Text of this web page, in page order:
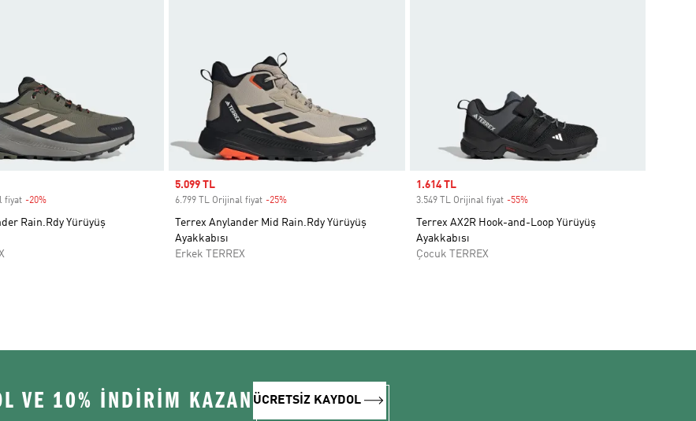
fiyat -20%Discount
Rain.Rdy Yürüyüş
Sale price
5.099 TL
6.799 TL Orijinal fiyat -25%
Terrex Anylander Mid Rain.Rdy Yürüyüş
Ayakkabısı
Erkek TERREX
Sale price
1.614 TL
3.549 TL Orijinal fiyat -55%Discount
Terrex AX2R Hook-and-Loop Yürüyüş
Ayakkabısı
Çocuk TERREX
VE 10% İNDİRİM KAZAN ÜCRETSİZ KAYDOL